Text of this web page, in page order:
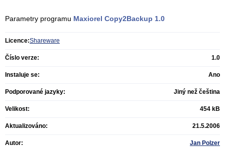
Parametry programu Maxiorel Copy2Backup 1.0
Licence:Shareware
Číslo verze: 1.0
Instaluje se: Ano
Podporované jazyky: Jiný než čeština
Velikost: 454 kB
Aktualizováno: 21.5.2006
Autor: Jan Polzer